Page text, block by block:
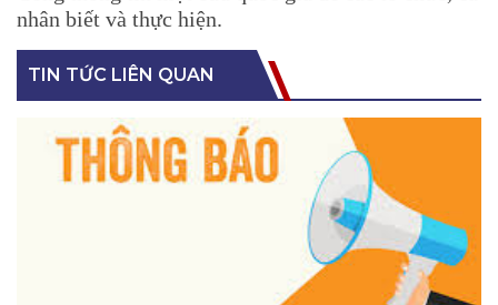
nhân biết và thực hiện.
TIN TỨC LIÊN QUAN